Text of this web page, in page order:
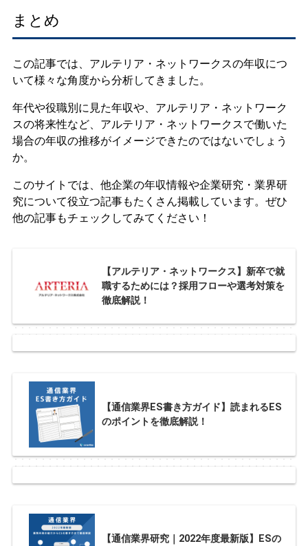
まとめ
この記事では、アルテリア・ネットワークスの年収につ
いて様々な角度から分析してきました。
年代や役職別に見た年収や、アルテリア・ネットワーク
スの将来性など、アルテリア・ネットワークスで働いた
場合の年収の推移がイメージできたのではないでしょう
か。
このサイトでは、他企業の年収情報や企業研究・業界研
究について役立つ記事もたくさん掲載しています。ぜひ
他の記事もチェックしてみてください！
【アルテリア・ネットワークス】新卒で就
職するためには？採用フローや選考対策を
徹底解説！
【通信業界ES書き方ガイド】読まれるES
のポイントを徹底解説！
【通信業界研究｜2022年度最新版】ESの